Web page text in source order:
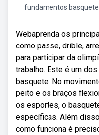
fundamentos basquete
Webaprenda os
como passe, drible,
para participar da
trabalho. Este é um
basquete. No
peito e os braços
os esportes, o
específicas. Além
como funciona é